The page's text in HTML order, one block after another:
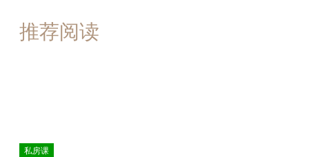
推荐阅读
私房课